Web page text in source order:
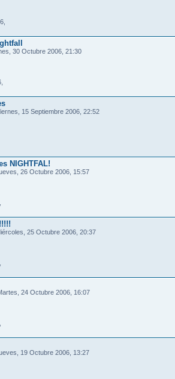
30 Octubre 2006, 21:30
15 Septiembre 2006, 22:52
NIGHTFAL!
26 Octubre 2006, 15:57
25 Octubre 2006, 20:37
24 Octubre 2006, 16:07
19 Octubre 2006, 13:27